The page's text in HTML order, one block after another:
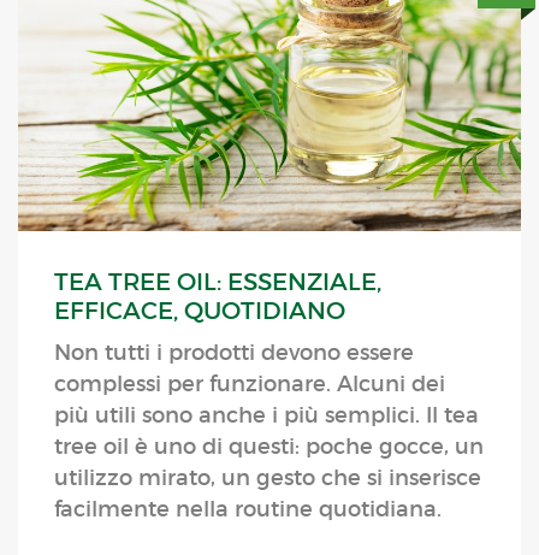
TEA TREE OIL: ESSENZIALE,
EFFICACE, QUOTIDIANO
Non tutti i prodotti devono essere
complessi per funzionare. Alcuni dei
più utili sono anche i più semplici. Il tea
tree oil è uno di questi: poche gocce, un
utilizzo mirato, un gesto che si inserisce
facilmente nella routine quotidiana.